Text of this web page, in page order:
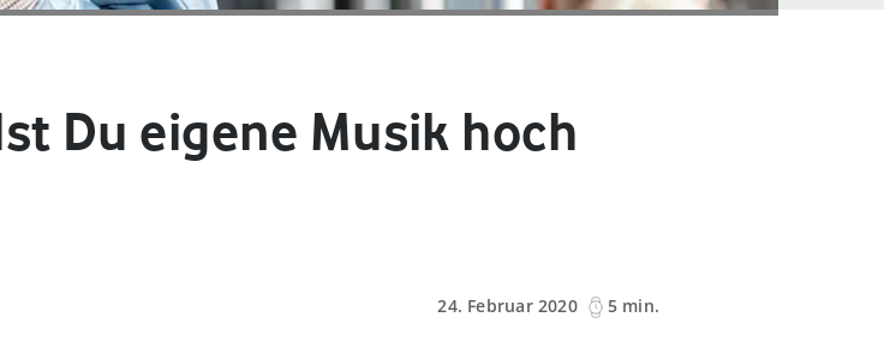
Du eigene Musik hoch
24. Februar 2020
5 min.